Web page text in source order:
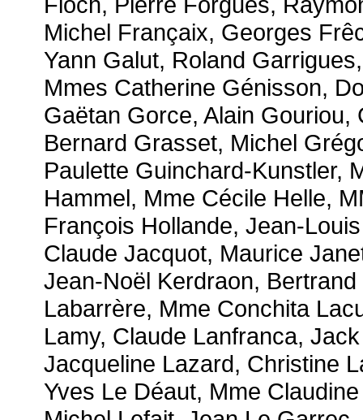
Michel Françaix, Georges
Yann Galut, Roland
Mmes Catherine Génisson,
Gaëtan Gorce, Alain
Bernard Grasset, Michel
Paulette Guinchard-Kunstler,
Hammel, Mme Cécile Helle,
François Hollande, Jean-
Claude Jacquot, Maurice
Jean-Noël Kerdraon,
Labarrère, Mme Conchita
Lamy, Claude Lanfranca,
Jacqueline Lazard, Christine
Yves Le Déaut, Mme